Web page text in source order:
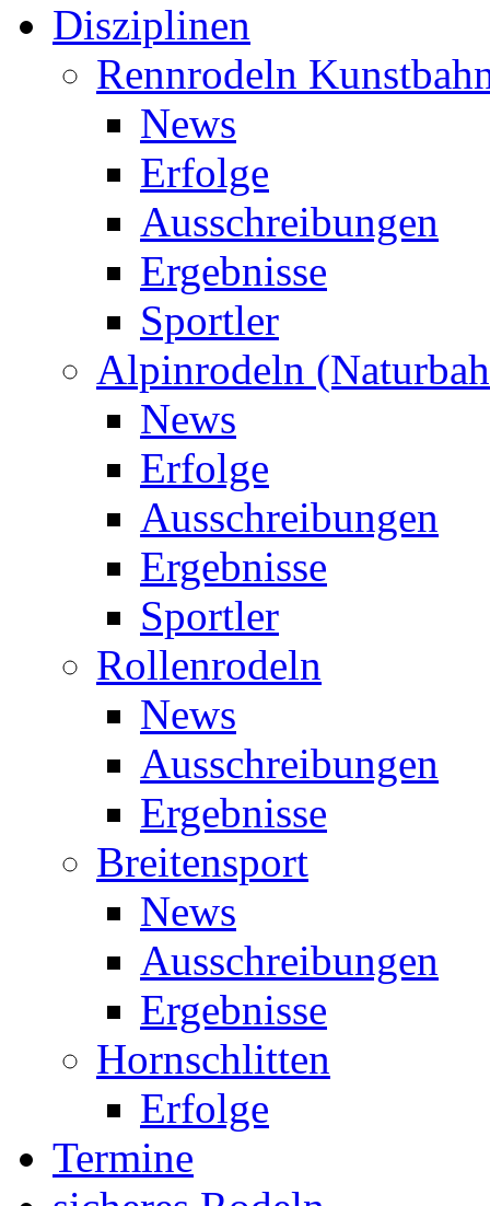
Disziplinen
Rennrodeln
News
Erfolge
Ausschreibungen
Ergebnisse
Sportler
Alpinrodeln
News
Erfolge
Ausschreibungen
Ergebnisse
Sportler
Rollenrodeln
News
Ausschreibungen
Ergebnisse
Breitensport
News
Ausschreibungen
Ergebnisse
Hornschlitten
Erfolge
Termine